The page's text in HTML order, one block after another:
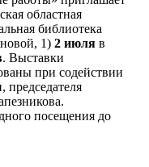
областная
библиотека
1) 2 июля в
. Выставки
при содействии
посещения до